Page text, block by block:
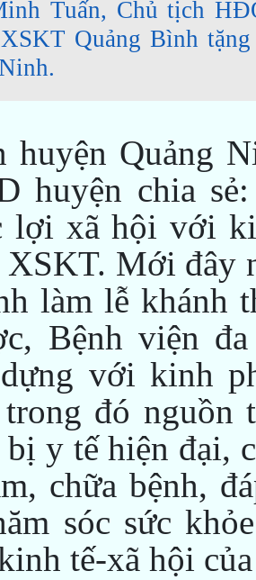
Tuấn, Chủ tịch
Quảng Bình tặng
huyện Quảng
huyện chia
lợi xã hội với
XSKT. Mới
làm lễ khánh
Bệnh viện
với kinh
trong đó
y tế hiện đại,
chữa bệnh,
sóc sức
tế-xã hội